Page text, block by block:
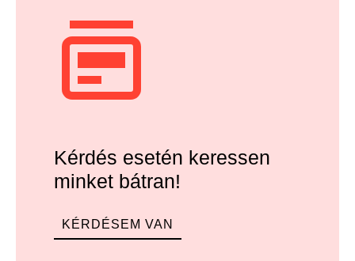
Kérdés esetén keressen
minket bátran!
KÉRDÉSEM VAN